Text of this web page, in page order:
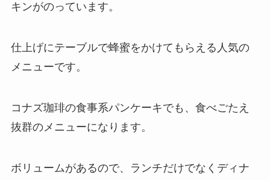
キンがのっています。
仕上げにテーブルで蜂蜜をかけてもらえる人気の
メニューです。
コナズ珈琲の食事系パンケーキでも、食べごたえ
抜群のメニューになります。
ボリュームがあるので、ランチだけでなくディナ